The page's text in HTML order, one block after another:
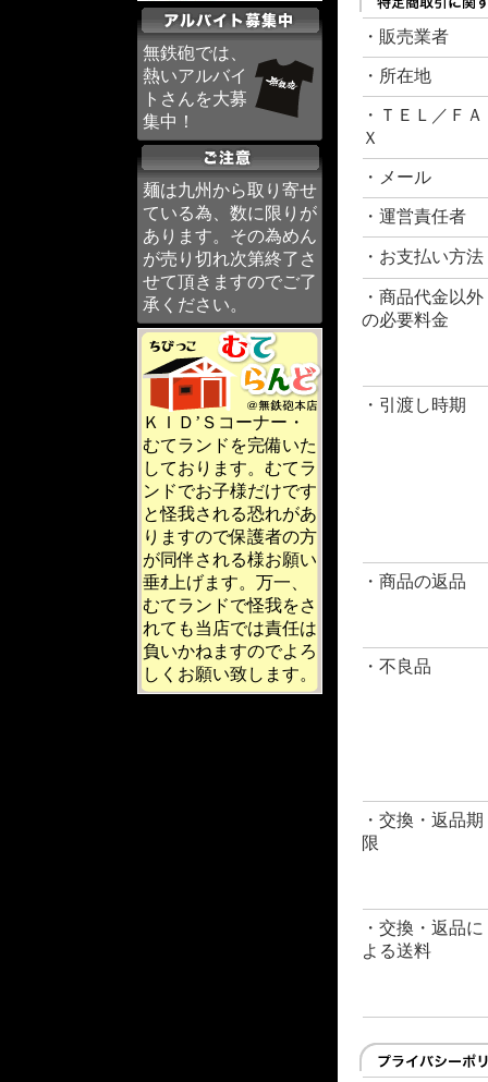
無鉄砲では、
熱いアルバイ
トさんを大募
集中！
麺は九州から取り寄せ
ている為、数に限りが
あります。その為めん
が売り切れ次第終了さ
せて頂きますのでご了
承ください。
ＫＩＤ’Ｓコーナー・
むてランドを完備いた
しております。むてラ
ンドでお子様だけです
と怪我される恐れがあ
りますので保護者の方
が同伴される様お願い
垂ｵ上げます。万一、
むてランドで怪我をさ
れても当店では責任は
負いかねますのでよろ
しくお願い致します。
・販売業者
・所在地
・ＴＥＬ／ＦＡ
Ｘ
・メール
・運営責任者
・お支払い方法
・商品代金以外
の必要料金
・引渡し時期
・商品の返品
・不良品
・交換・返品期
限
・交換・返品に
よる送料